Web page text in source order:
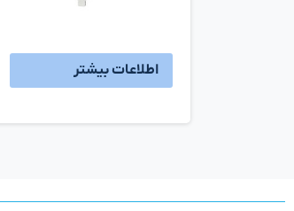
اطلاعات بیشتر